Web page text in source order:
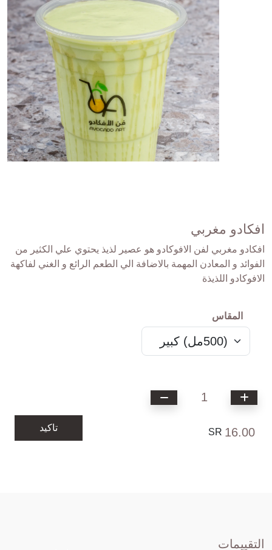
افكادو مغربي
افكادو مغربي لفن الافوكادو هو عصير لذيذ يحتوي علي الكثير من
الفوائد و المعادن المهمة بالاضافة الي الطعم الرائع و الغني لفاكهة
الافوكادو اللذيذة
المقاس
1
16.00
SR تاكيد
التقييمات